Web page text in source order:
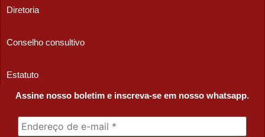
Diretoria
Conselho consultivo
Estatuto
Assine nosso boletim e inscreva-se em nosso whatsapp.